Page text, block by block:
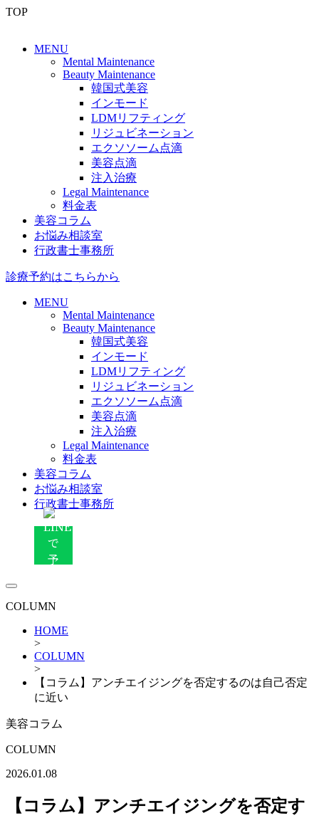
TOP
MENU
Mental Maintenance
Beauty Maintenance
韓国式美容
インモード
LDMリフティング
リジュビネーション
エクソソーム点滴
美容点滴
注入治療
Legal Maintenance
料金表
美容コラム
お悩み相談室
行政書士事務所
診療予約はこちらから
MENU
Mental Maintenance
Beauty Maintenance
韓国式美容
インモード
LDMリフティング
リジュビネーション
エクソソーム点滴
美容点滴
注入治療
Legal Maintenance
料金表
美容コラム
お悩み相談室
行政書士事務所
COLUMN
HOME
>
COLUMN
>
【コラム】アンチエイジングを否定するのは自己否定
に近い
美容コラム
COLUMN
2026.01.08
【コラム】アンチエイジングを否定す